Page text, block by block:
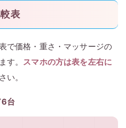
表
で価格・重さ・マッサージの
す。 スマホの方は表を左右に
い。
台